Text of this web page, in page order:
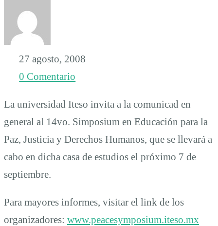
Derechos
Humanos
27 agosto, 2008
0 Comentario
La universidad Iteso invita a la comunicad en
general al 14vo. Simposium en Educación para la
Paz, Justicia y Derechos Humanos, que se llevará a
cabo en dicha casa de estudios el próximo 7 de
septiembre.
Para mayores informes, visitar el link de los
organizadores: www.peacesymposium.iteso.mx